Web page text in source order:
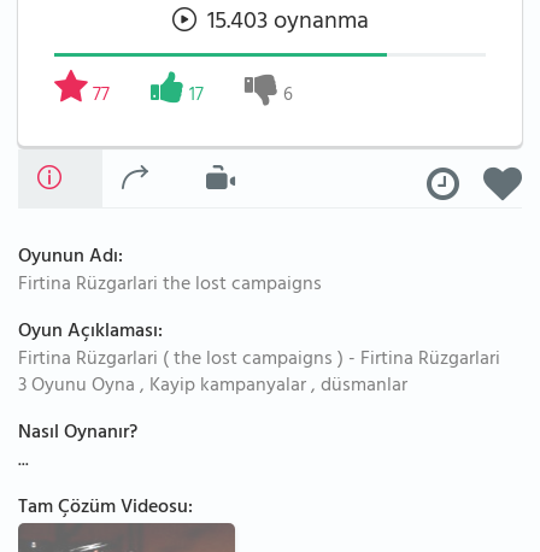
15.403 oynanma
77 17 6
Oyunun Adı:
Firtina Rüzgarlari the lost campaigns
Oyun Açıklaması:
Firtina Rüzgarlari ( the lost campaigns ) - Firtina Rüzgarlari
3 Oyunu Oyna , Kayip kampanyalar , düsmanlar
Nasıl Oynanır?
...
Tam Çözüm Videosu: